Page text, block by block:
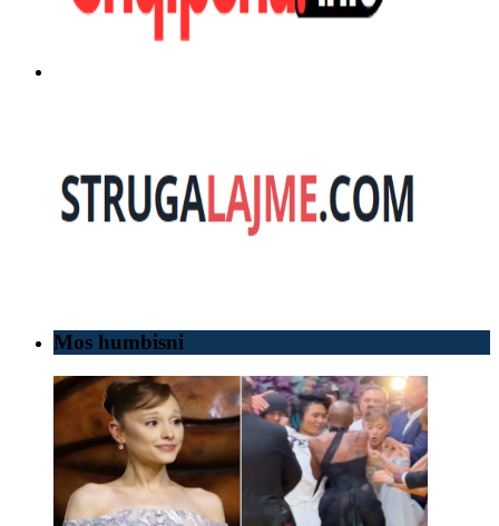
Mos humbisni